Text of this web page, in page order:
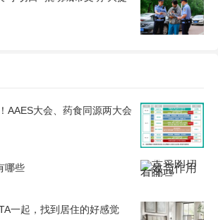
AAES大会、药食同源两大会
哪些
一起，找到居住的好感觉